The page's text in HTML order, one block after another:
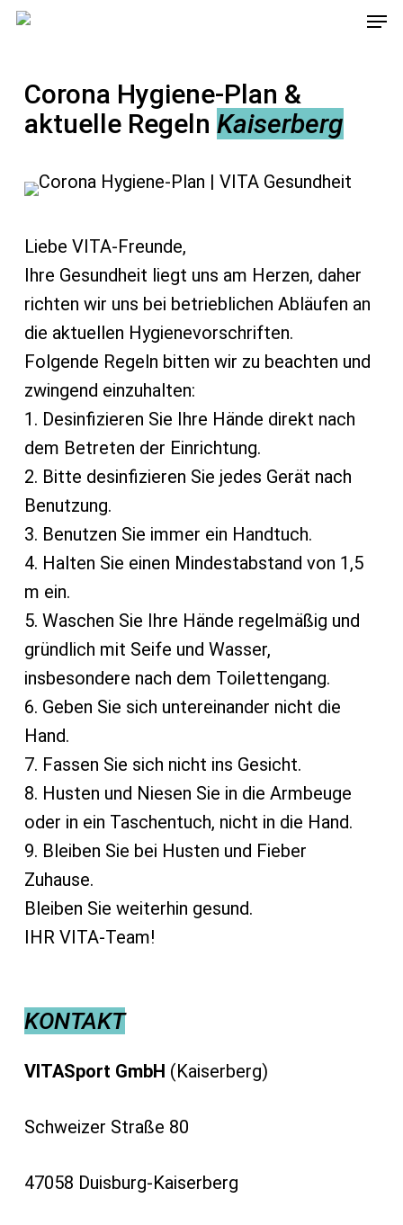
Skip
content
Corona Hygiene-Plan &
aktuelle Regeln Kaiserberg
Liebe VITA-Freunde,
Ihre Gesundheit liegt uns am Herzen, daher
richten wir uns bei betrieblichen Abläufen an
die aktuellen Hygienevorschriften.
Folgende Regeln bitten wir zu beachten und
zwingend einzuhalten:
1. Desinfizieren Sie Ihre Hände direkt nach
dem Betreten der Einrichtung.
2. Bitte desinfizieren Sie jedes Gerät nach
Benutzung.
3. Benutzen Sie immer ein Handtuch.
4. Halten Sie einen Mindestabstand von 1,5
m ein.
5. Waschen Sie Ihre Hände regelmäßig und
gründlich mit Seife und Wasser,
insbesondere nach dem Toilettengang.
6. Geben Sie sich untereinander nicht die
Hand.
7. Fassen Sie sich nicht ins Gesicht.
8. Husten und Niesen Sie in die Armbeuge
oder in ein Taschentuch, nicht in die Hand.
9. Bleiben Sie bei Husten und Fieber
Zuhause.
Bleiben Sie weiterhin gesund.
IHR VITA-Team!
KONTAKT
VITASport GmbH (Kaiserberg)
Schweizer Straße 80
47058 Duisburg-Kaiserberg